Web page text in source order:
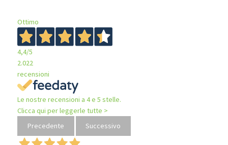
Ottimo
4,4/5
2.022
recensioni
Le nostre recensioni a 4 e 5 stelle.
Clicca qui per leggerle tutte >
Precedente
Successivo